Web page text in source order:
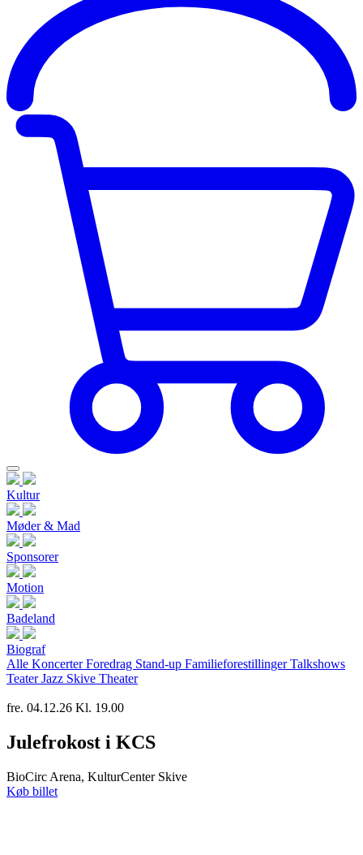
Kultur
Møder & Mad
Sponsorer
Motion
Badeland
Biograf
Alle KoncerterForedrag Stand-up FamilieforestillingerTalkshows
TeaterJazz Skive Theater
fre. 04.12.26 Kl. 19.00
Julefrokost i KCS
BioCirc Arena, KulturCenter Skive
Køb billet